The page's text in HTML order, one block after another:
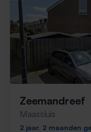
Zeemandreef
Maassluis
2 jaar, 2 maanden